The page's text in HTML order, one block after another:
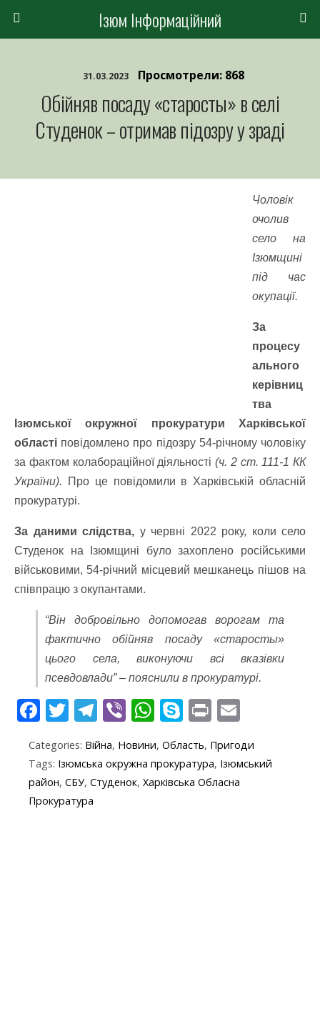
Ізюм Інформаційний
31.03.2023 Просмотрели: 868
Обійняв посаду «старосты» в селі
Студенок – отримав підозру у зраді
Чоловік
очолив
село на
Ізюмщині
під час
окупації.
За
процесу
ального
керівниц
тва
Ізюмської окружної прокуратури Харківської
області повідомлено про підозру 54-річному чоловіку
за фактом колабораційної діяльності (ч. 2 ст. 111-1 КК
України). Про це повідомили в Харківській обласній
прокуратурі.
За даними слідства, у червні 2022 року, коли село
Студенок на Ізюмщині було захоплено російськими
військовими, 54-річний місцевий мешканець пішов на
співпрацю з окупантами.
“Він добровільно допомогав ворогам та
фактично обійняв посаду «старосты»
цього села, виконуючи всі вказівки
псевдовлади” – пояснили в прокуратурі.
F
e
b
o
T
itt
er
T
el
e
gr
Vi
er
W
at
s
S
y
p
Pr
t ai
Categories: Війна, Новини, Область, Пригоди
Tags: Ізюмська окружна прокуратура, Ізюмський
район, СБУ, Студенок, Харківська Обласна
Прокуратура